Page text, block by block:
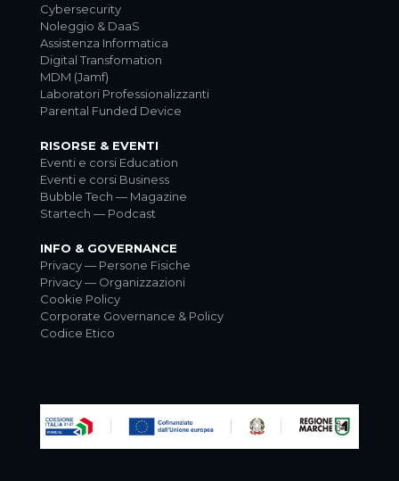
Cybersecurity
Noleggio & DaaS
Assistenza Informatica
Digital Transfomation
MDM (Jamf)
Laboratori Professionalizzanti
Parental Funded Device
RISORSE & EVENTI
Eventi e corsi Education
Eventi e corsi Business
Bubble Tech — Magazine
Startech — Podcast
INFO & GOVERNANCE
Privacy — Persone Fisiche
Privacy — Organizzazioni
Cookie Policy
Corporate Governance & Policy
Codice Etico